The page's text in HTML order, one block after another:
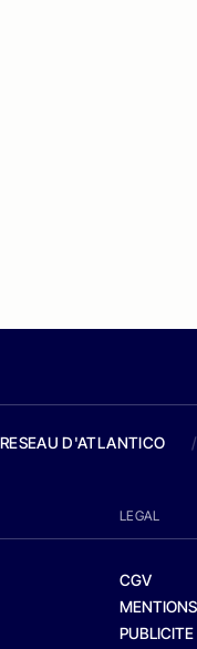
D'ATLANTICO /
LEGAL
CGV